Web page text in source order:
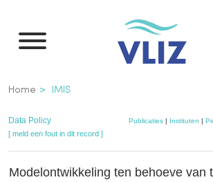
naar
inhoud
gaan
Kruimelpad
Home IMIS
Data Policy Publicaties | Instituten |
[ meld een fout in dit record ]
Modelontwikkeling ten behoeve van